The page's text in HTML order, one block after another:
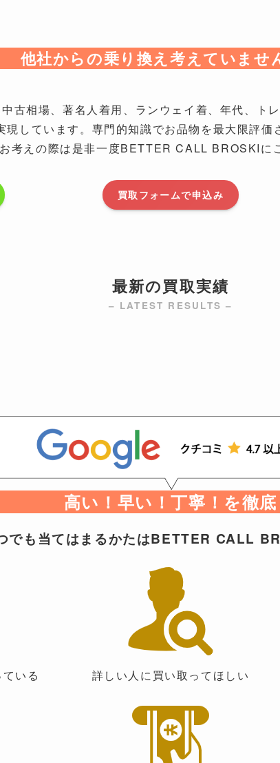
他社からの乗り換え考えていませ
相場、著名人着用、ランウェイ着、年代、ト
現しています。専門的知識でお品物を最大限評
考えの際は是非一度BETTER CALL BROSKIに
買取フォームで申込み
最新の買取実績
– LATEST RESULTS –
高い！早い！丁寧！を徹底
でも当てはまるかたはBETTER CALL
いる 詳しい人に買い取ってほしい